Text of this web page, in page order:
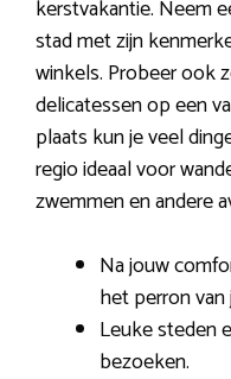
kerstvakantie. Neem
stad met zijn
winkels. Probeer ook
delicatessen op een
plaats kun je veel
regio ideaal voor
zwemmen en andere
Na jouw
het perron
Leuke steden
bezoeken.